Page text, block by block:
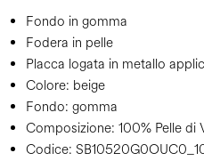
Fondo in gomma
Fodera in pelle
Placca logata in metallo
Colore: beige
Fondo: gomma
Composizione: 100% Pelle di
Codice: